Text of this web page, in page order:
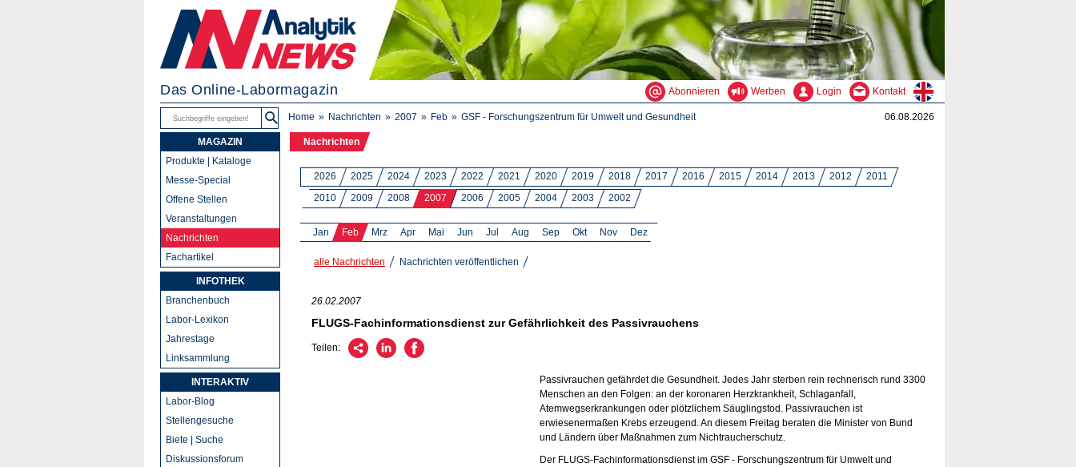
Das Online-Labormagazin Abonnieren Werben Login Kontakt
Home Nachrichten 2007 Feb GSF - Forschungszentrum für Umwelt und Gesundheit 06.08.2026
Nachrichten
2026 2025 2024 2023 2022 2021 2020 2019 2018 2017 2016 2015 2014 2013 2012
2011
2010
2009 2008 2007 2006 2005 2004 2003 2002
Jan Feb Mrz Apr Mai Jun Jul Aug Sep Okt Nov Dez
alle Nachrichten Nachrichten veröffentlichen
26.02.2007
FLUGS-Fachinformationsdienst zur Gefährlichkeit des Passivrauchens
Teilen:
Passivrauchen gefährdet die Gesundheit. Jedes Jahr sterben rein rechnerisch rund 3300
Menschen an den Folgen: an der koronaren Herzkrankheit, Schlaganfall,
Atemwegserkrankungen oder plötzlichem Säuglingstod. Passivrauchen ist
erwiesenermaßen Krebs erzeugend. An diesem Freitag beraten die Minister von Bund
und Ländern über Maßnahmen zum Nichtraucherschutz.
Der FLUGS-Fachinformationsdienst im GSF - Forschungszentrum für Umwelt und
MAGAZIN
Produkte | Kataloge
Messe-Special
Offene Stellen
Veranstaltungen
Nachrichten
Fachartikel
INFOTHEK
Branchenbuch
Labor-Lexikon
Jahrestage
Linksammlung
INTERAKTIV
Labor-Blog
Stellengesuche
Biete | Suche
Diskussionsforum